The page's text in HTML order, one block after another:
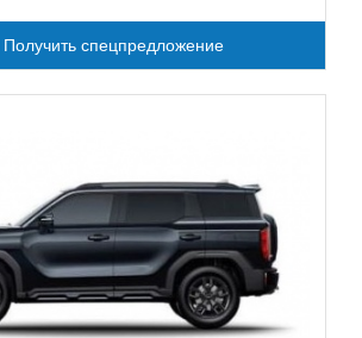
Получить спецпредложение